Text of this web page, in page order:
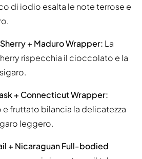
di iodio esalta le note terrose e
+ Maduro Wrapper: La
rispecchia il cioccolato e la
+ Connecticut Wrapper:
fruttato bilancia la delicatezza
leggero.
+ Nicaraguan Full-bodied